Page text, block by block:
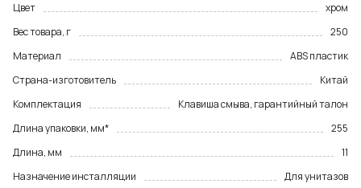
Цвет
хром
Вес товара, г
250
Материал
ABS пластик
Страна-изготовитель
Китай
Комплектация
Клавиша смыва, гарантийный талон
Длина упаковки, мм*
255
Длина, мм
11
Назначение инсталляции
Для унитазов